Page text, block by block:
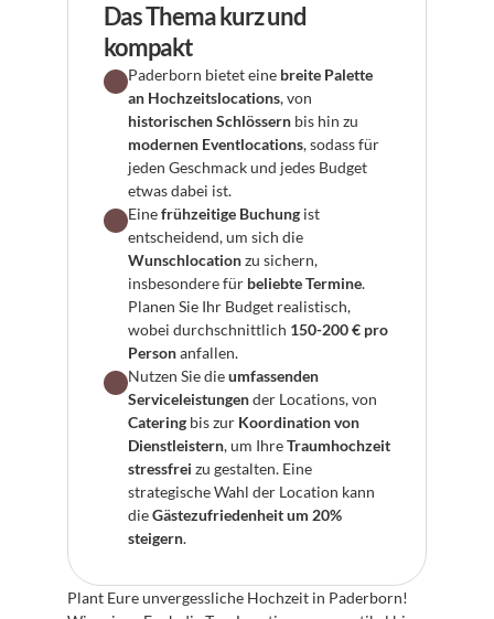
Das Thema kurz und
kompakt
Paderborn bietet eine breite Palette
an Hochzeitslocations
historischen Schlössern
modernen Eventlocations, sodass für
jeden Geschmack und jedes Budget
etwas dabei ist.
Eine frühzeitige Buchung ist
Wunschlocation zu sichern,
insbesondere für beliebte Termine.
Planen Sie Ihr Budget realistisch,
wobei durchschnittlich 150-200 € pro
Person anfallen.
Nutzen Sie die umfassenden
Serviceleistungen
Catering bis zur Koordination von
Dienstleistern, um Ihre Traumhochzeit
stressfrei zu gestalten. Eine
strategische Wahl der Location kann
die Gästezufriedenheit um 20%
steigern.
Plant Eure unvergessliche Hochzeit in Paderborn!